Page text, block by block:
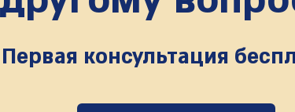
Первая консультация